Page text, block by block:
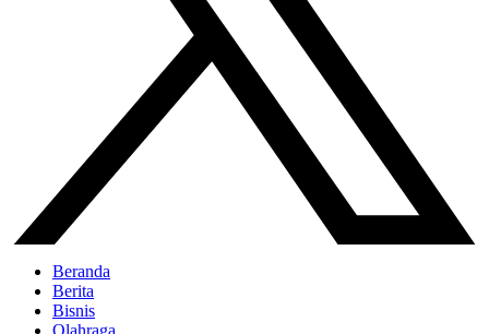
Beranda
Berita
Bisnis
Olahraga